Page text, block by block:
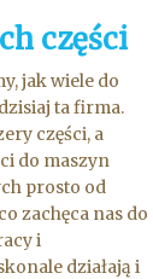
części
jak wiele do
ta firma.
części, a
do maszyn
prosto od
zachęca nas do
i
działają i